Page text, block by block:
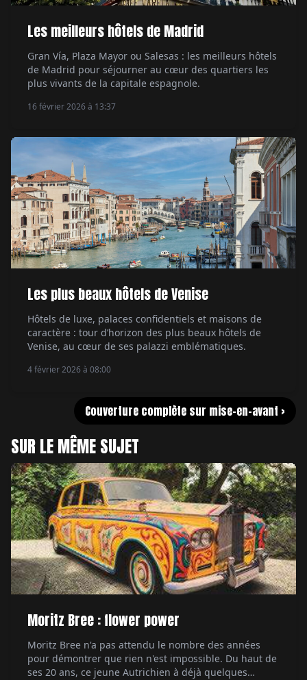
Les meilleurs hôtels de Madrid
Gran Vía, Plaza Mayor ou Salesas : les meilleurs hôtels
de Madrid pour séjourner au cœur des quartiers les
plus vivants de la capitale espagnole.
16 février 2026 à 13:37
Les plus beaux hôtels de Venise
Hôtels de luxe, palaces confidentiels et maisons de
caractère : tour d’horizon des plus beaux hôtels de
Venise, au cœur de ses palazzi emblématiques.
4 février 2026 à 08:00
Couverture complète sur mise-en-avant >
SUR LE MÊME SUJET
Moritz Bree : flower power
Moritz Bree n'a pas attendu le nombre des années
pour démontrer que rien n'est impossible. Du haut de
ses 20 ans, ce jeune Autrichien à déjà quelques